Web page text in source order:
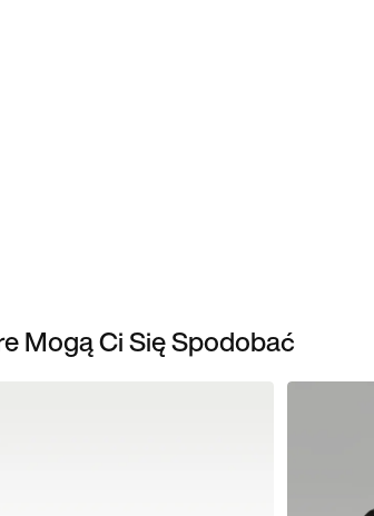
Mogą Ci Się Spodobać